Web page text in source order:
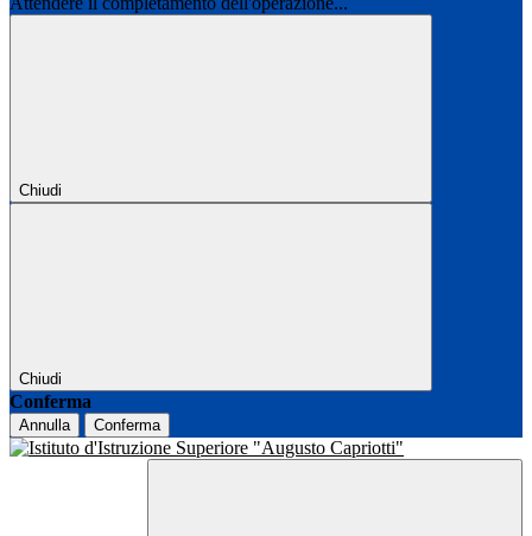
Chiudi
Chiudi
Conferma
Annulla Conferma